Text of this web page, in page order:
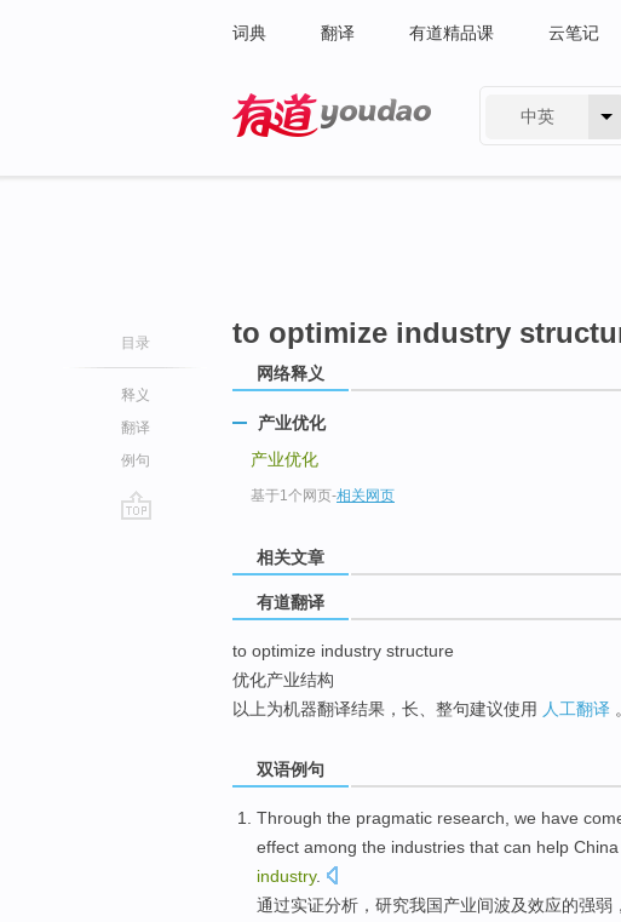
词典 翻译 有道精品课 云笔记
中英
目录
释义
翻译
例句
to optimize industry
网络释义
产业优化
产业优化
基于1个网页-相关网页
相关文章
有道翻译
to optimize industry structure
优化产业结构
以上为机器翻译结果，长、整句建议使用 人工翻译 。
双语例句
Through the pragmatic research , we have
effect among the industries that can help China
industry.
通过实证分析， 研究我国产业间波及效应的强弱，